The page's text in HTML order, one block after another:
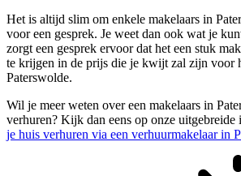
Het is altijd slim om enkele makelaars in
voor een gesprek. Je weet dan ook wat je
zorgt een gesprek ervoor dat het een stuk
te krijgen in de prijs die je kwijt zal zijn voor
Paterswolde.
Wil je meer weten over een makelaars in
verhuren? Kijk dan eens op onze uitgebreide
je huis verhuren via een verhuurmakelaar in